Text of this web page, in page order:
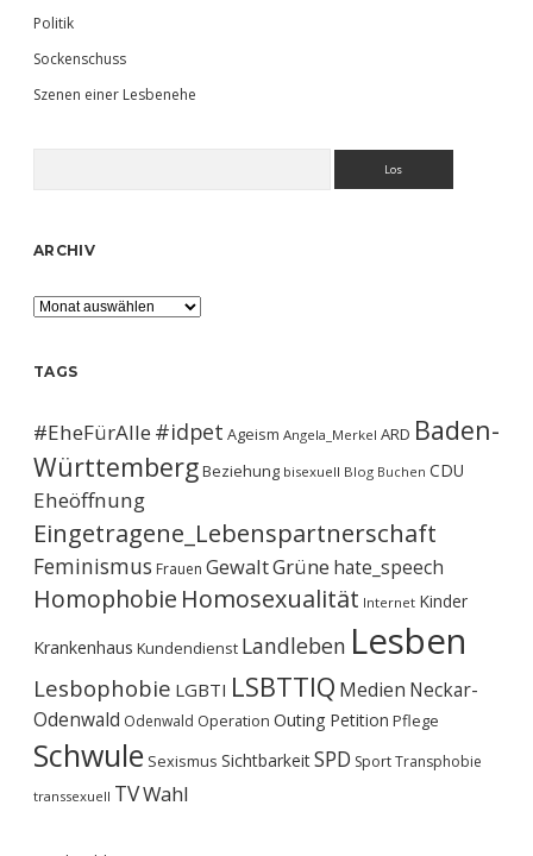
Politik
Sockenschuss
Szenen einer Lesbenehe
ARCHIV
Archiv
TAGS
#EheFürAlle#idpet Ageism Angela_Merkel ARD Baden-
WürttembergBeziehung bisexuell Blog Buchen CDU
Eheöffnung
Eingetragene_Lebenspartnerschaft
Feminismus Frauen GewaltGrüne hate_speech
Homophobie Homosexualität Internet Kinder
Krankenhaus Kundendienst Landleben Lesben
Lesbophobie LGBTI LSBTTIQ Medien Neckar-
Odenwald Odenwald Operation Outing Petition Pflege
Schwule Sexismus SichtbarkeitSPD SportTransphobie
transsexuell TVWahl